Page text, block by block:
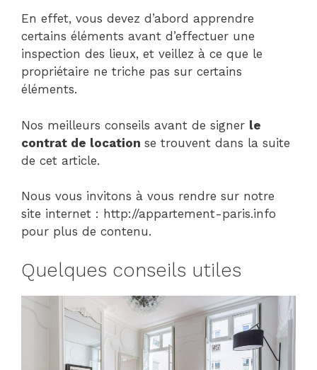
En effet, vous devez d’abord apprendre
certains éléments avant d’effectuer une
inspection des lieux, et veillez à ce que le
propriétaire ne triche pas sur certains
éléments.
Nos meilleurs conseils avant de signer le
contrat de location se trouvent dans la suite
de cet article.
Nous vous invitons à vous rendre sur notre
site internet : http://appartement-paris.info
pour plus de contenu.
Quelques conseils utiles